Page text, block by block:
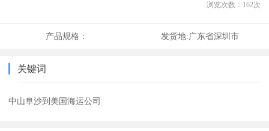
浏览次数： 162次
产品规格： 发货地:广东省深圳市
关键词
中山阜沙到美国海运公司